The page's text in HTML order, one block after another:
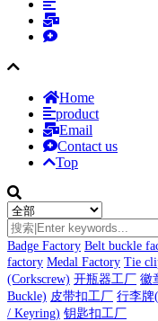
Home
product
Email
Contact us
Top
Badge Factory Belt buckle
factory Medal Factory Tie
(Corkscrew) 开瓶器工厂 徽
Buckle) 皮带扣工厂 行李牌
/ Keyring) 钥匙扣工厂